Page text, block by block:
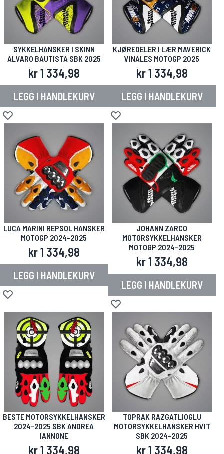
SYKKELHANSKER I SKINN
ALVARO BAUTISTA SBK 2025
kr 1 334,98
LEGG I HANDLEKURV
Legg til i ønskeliste
KJØREDELER I LÆR MAVERICK
VINALES MOTOGP 2025
kr 1 334,98
LEGG I HANDLEKURV
Legg til i ønskeliste
LUCA MARINI REPSOL HANSKER
MOTOGP 2024-2025
kr 1 334,98
LEGG I HANDLEKURV
Legg til i ønskeliste
JOHANN ZARCO
MOTORSYKKELHANSKER
MOTOGP 2024-2025
kr 1 334,98
LEGG I HANDLEKURV
Legg til i ønskeliste
BESTE MOTORSYKKELHANSKER
2024-2025 SBK ANDREA
IANNONE
kr 1 334,98
TOPRAK RAZGATLIOGLU
MOTORSYKKELHANSKER HVIT
SBK 2024-2025
kr 1 334,98